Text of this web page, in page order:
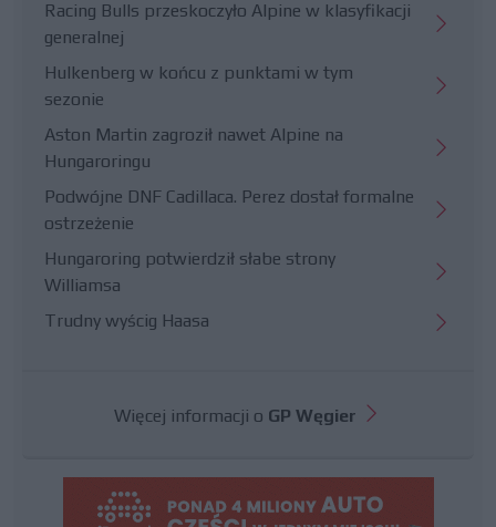
Racing Bulls przeskoczyło Alpine w klasyfikacji
generalnej
Hulkenberg w końcu z punktami w tym
sezonie
Aston Martin zagroził nawet Alpine na
Hungaroringu
Podwójne DNF Cadillaca. Perez dostał formalne
ostrzeżenie
Hungaroring potwierdził słabe strony
Williamsa
Trudny wyścig Haasa
Więcej informacji o GP Węgier